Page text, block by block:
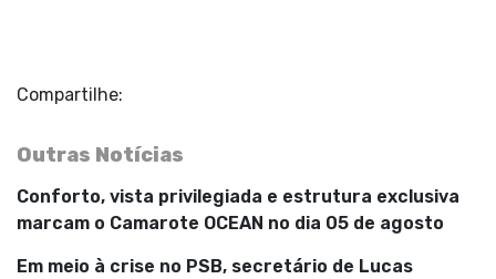
Compartilhe:
Outras Notícias
Conforto, vista privilegiada e estrutura exclusiva
marcam o Camarote OCEAN no dia 05 de agosto
Em meio à crise no PSB, secretário de Lucas